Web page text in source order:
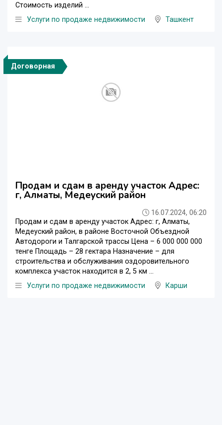
Стоимость изделий ...
Услуги по продаже недвижимости
Ташкент
Договорная
Продам и сдам в аренду участок Адрес:
г, Алматы, Медеуский район
16.07.2024, 06:20
Продам и сдам в аренду участок Адрес: г, Алматы,
Медеуский район, в районе Восточной Объездной
Автодороги и Талгарской трассы Цена – 6 000 000 000
тенге Площадь – 28 гектара Назначение – для
строительства и обслуживания оздоровительного
комплекса участок находится в 2, 5 км ...
Услуги по продаже недвижимости
Карши